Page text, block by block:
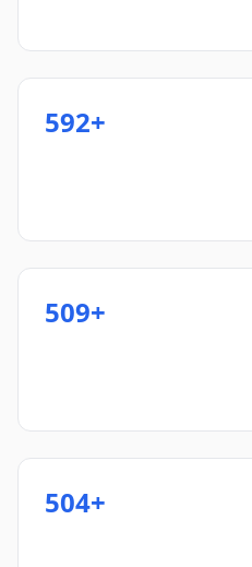
+592
+509
+504